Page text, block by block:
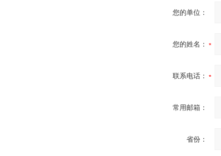
您的单位：
您的姓名：
联系电话：
常用邮箱：
省份：